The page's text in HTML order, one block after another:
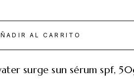
AL CARRITO
surge sun sérum spf,